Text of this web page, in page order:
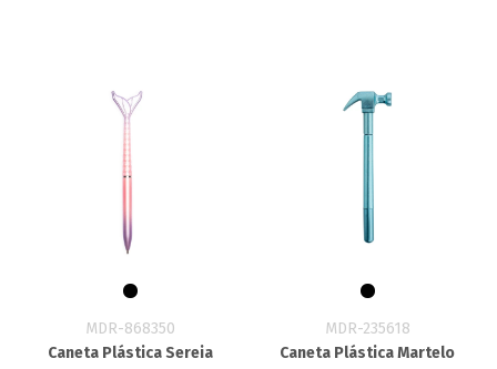
MDR-868350
Caneta Plástica Sereia
MDR-235618
Caneta Plástica Martelo